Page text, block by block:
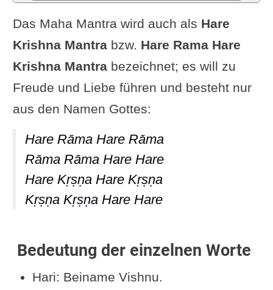
Kontext
Ergänzung oder Frage von dir
Im Zusammenhang interessant
FunFacts zum Maha Mantra
Das Maha Mantra wird auch als Hare
Krishna Mantrabzw. Hare Rama Hare
Krishna Mantrabezeichnet; es will zu
Freude und Liebe führen und besteht nur
aus den Namen Gottes:
Hare Rāma Hare Rāma
Rāma Rāma Hare Hare
Hare Kṛṣṇa Hare Kṛṣṇa
Kṛṣṇa Kṛṣṇa Hare Hare
Bedeutung der einzelnen Worte
Hari: Beiname Vishnu.